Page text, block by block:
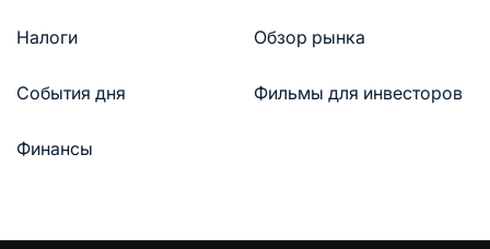
Налоги Обзор рынка
События дня Фильмы для инвесторов
Финансы